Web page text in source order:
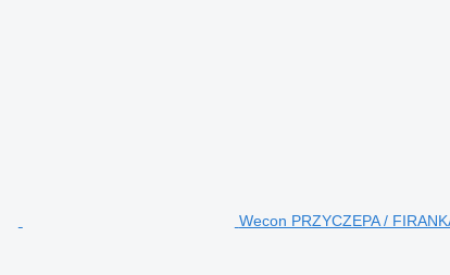
Wecon PRZYCZEPA /